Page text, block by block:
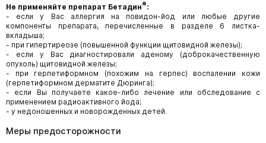
Не применяйте препарат Бетадин®:
- если у Вас аллергия на повидон-йод или любые другие
компоненты препарата, перечисленные в разделе 6 листка-
вкладыша;
- при гипертиреозе (повышенной функции щитовидной железы);
- если у Вас диагностировали аденому (доброкачественную
опухоль) щитовидной железы;
- при герпетиформном (похожим на герпес) воспалении кожи
(герпетиформном дерматите Дюринга);
- если Вы получаете какое-либо лечение или обследование с
применением радиоактивного йода;
- у недоношенных и новорожденных детей.
Меры предосторожности